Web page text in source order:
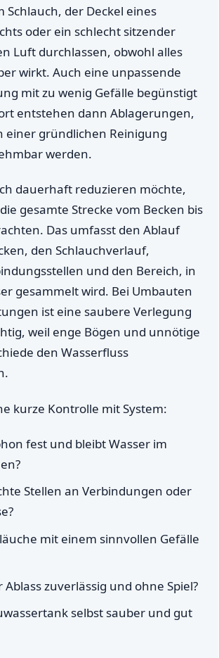
Schlauch, der Deckel eines
oder ein schlecht sitzender
Luft durchlassen, obwohl alles
wirkt. Auch eine unpassende
mit zu wenig Gefälle begünstigt
entstehen dann Ablagerungen,
einer gründlichen Reinigung
werden.
dauerhaft reduzieren möchte,
gesamte Strecke vom Becken bis
Das umfasst den Ablauf
den Schlauchverlauf,
und den Bereich, in
gesammelt wird. Bei Umbauten
ist eine saubere Verlegung
weil enge Bögen und unnötige
den Wasserfluss
kurze Kontrolle mit System:
fest und bleibt Wasser im
Stellen an Verbindungen oder
mit einem sinnvollen Gefälle
Ablass zuverlässig und ohne Spiel?
selbst sauber und gut